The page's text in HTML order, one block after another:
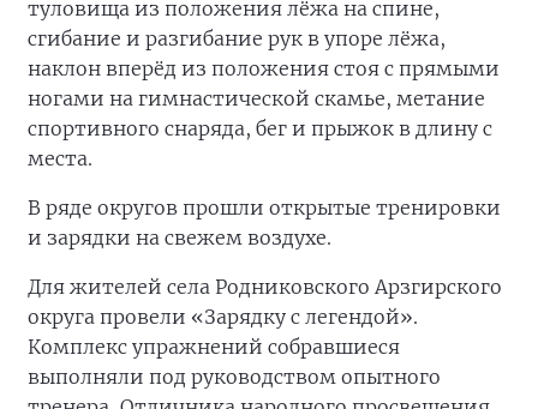
туловища из положения лёжа на спине,
сгибание и разгибание рук в упоре лёжа,
наклон вперёд из положения стоя с прямыми
ногами на гимнастической скамье, метание
спортивного снаряда, бег и прыжок в длину с
места.
В ряде округов прошли открытые тренировки
и зарядки на свежем воздухе.
Для жителей села Родниковского Арзгирского
округа провели «Зарядку с легендой».
Комплекс упражнений собравшиеся
выполняли под руководством опытного